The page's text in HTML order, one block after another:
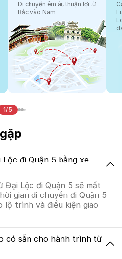
Di chuyển êm ái, thuận lợi từ
Bắc vào Nam
1/5
đi Quận 5 bằng xe
Đại Lộc đi Quận 5 sẽ mất
gian di chuyển đi Quận 5
trình và điều kiện giao
có sẵn cho hành trình từ